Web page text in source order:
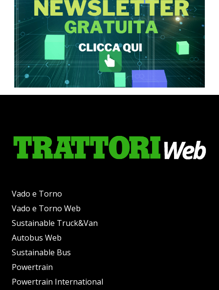
Vado e Torno
Vado e Torno Web
Sustainable Truck&Van
Autobus Web
Sustainable Bus
Powertrain
Powertrain International